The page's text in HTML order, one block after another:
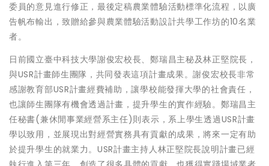
委員的意見進行修正，最後定稿農業體驗活動標準化流程，以廣
告帆布輸出，致贈給參與農業體驗活動設計共學工作坊的10名業
者。
日前國立臺中科技大學謝俊宏校長、鄭瑞昌主秘及林正堅院長，
與USR計畫師生團隊，共同發表這項計畫成果。謝俊宏校長非常
感謝教育部USR計畫經費補助，讓學校能發揮大學的社會責任，
也讓師生團隊有機會透過計畫，提升學生的實作經驗。鄭瑞昌主
任秘書(兼休閒事業經營系主任)則表示，系上學生透過USR計畫
學以致用，並展現出對經營實務具有貢獻的成果，將來一定有助
於提升學生的就業力。USR計畫主持人林正堅院長說明計畫已經